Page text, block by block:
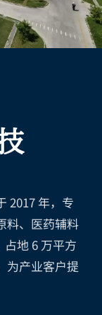
2017 年，专
料、医药辅料
地 6 万平方
为产业客户提